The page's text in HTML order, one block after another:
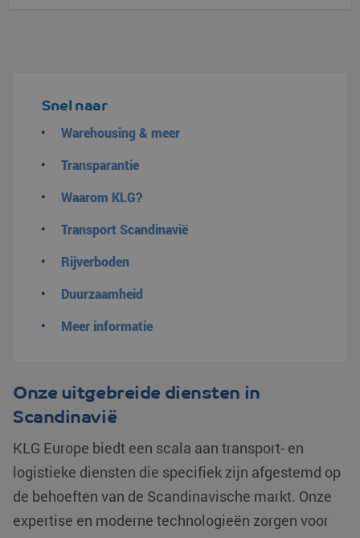
Snel naar
Warehousing & meer
Transparantie
Waarom KLG?
Transport Scandinavië
Rijverboden
Duurzaamheid
Meer informatie
Onze uitgebreide diensten in
Scandinavië
KLG Europe biedt een scala aan transport- en
logistieke diensten die specifiek zijn afgestemd op
de behoeften van de Scandinavische markt. Onze
expertise en moderne technologieën zorgen voor